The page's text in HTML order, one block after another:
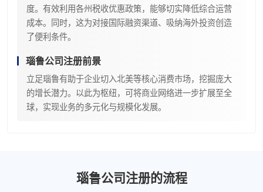
度。有效利用各州税收优惠政策，能够切实降低综合运营
成本。同时，这为对接国际融资渠道、吸纳海外投资创造
了便利条件。
瑙鲁公司注册前景
立足瑙鲁有助于企业切入北美等核心消费市场，挖掘庞大
的增长潜力。以此为枢纽，可将商业网络进一步扩展至全
球，实现业务的多元化与规模化发展。
瑙鲁公司注册的流程